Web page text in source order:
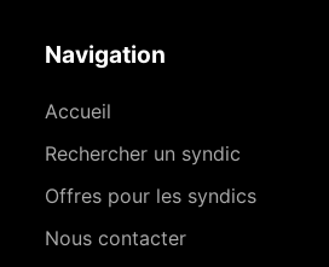
Navigation
Accueil
Rechercher un syndic
Offres pour les syndics
Nous contacter